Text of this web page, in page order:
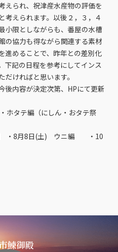
えられ、祝津産水産物の評価を
考えられます。以後２，３，４
小限としながらも、番屋の水槽
の協力も得ながら関連する素材
進めることで、昨年との差別化
下記の日程を参考にしてインス
ければと思います。
後内容が決定次第、HPにて更新
ホタテ編（にしん・おタテ祭
編 ・8月8日(土) ウニ編 ・10
鰊御殿